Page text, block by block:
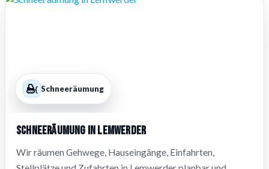
Schneeräumung
Schneeräumung in Lemwerder
Wir räumen Gehwege, Hauseingänge, Einfahrten,